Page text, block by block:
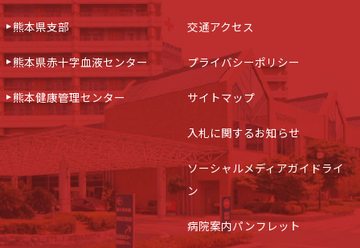
熊本県支部
熊本県赤十字血液センター
熊本健康管理センター
交通アクセス
プライバシーポリシー
サイトマップ
入札に関するお知らせ
ソーシャルメディアガイドライ
ン
病院案内パンフレット